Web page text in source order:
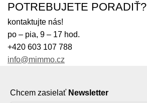
POTREBUJETE PORADIŤ?
kontaktujte nás!
po – pia, 9 – 17 hod.
+420 603 107 788
info@mimmo.cz
Chcem zasielať Newsletter